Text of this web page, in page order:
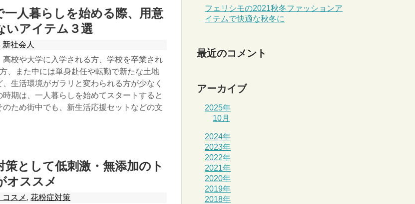
一人暮らしを始める際、用意
いアイテム３選
社会人
校や大学に入学される方、学校を卒業され
、また中には単身赴任や転勤で新たな土地
生活環境がガラリと変わられる方が少なく
期は、一人暮らしを始めてスタートすると
ため街中でも、新生活応援セットなどの文
策として低刺激・無添加のト
オススメ
スメ ,花粉症対策
フェリシモの2021秋冬ファッションア
イテムで快適な秋冬に
最近のコメント
アーカイブ
2025年
10月
2024年
2023年
2022年
2021年
2020年
2019年
2018年